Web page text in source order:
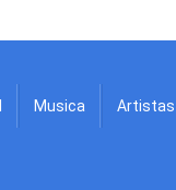
Musica Artistas